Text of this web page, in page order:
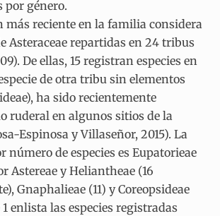
por género.
más reciente en la familia considera
Asteraceae repartidas en 24 tribus
De ellas, 15 registran especies en
de otra tribu sin elementos
ha sido recientemente
ruderal en algunos sitios de la
Espinosa y Villaseñor, 2015). La
número de especies es Eupatorieae
Astereae y Heliantheae (16
Gnaphalieae (11) y Coreopsideae
1 enlista las especies registradas